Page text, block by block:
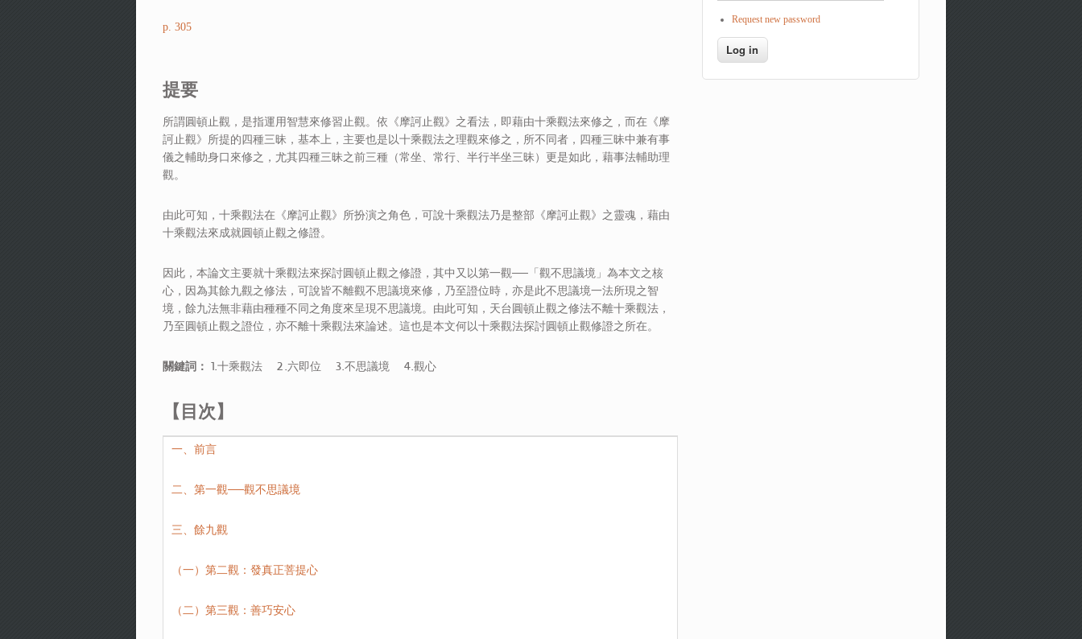
p. 305
提要
所謂圓頓止觀，是指運用智慧來修習止觀。依《摩訶止觀》之看法，即藉由十乘觀法來修之，而在《摩
訶止觀》所提的四種三昧，基本上，主要也是以十乘觀法之理觀來修之，所不同者，四種三昧中兼有事
儀之輔助身口來修之，尤其四種三昧之前三種（常坐、常行、半行半坐三昧）更是如此，藉事法輔助理
觀。
由此可知，十乘觀法在《摩訶止觀》所扮演之角色，可說十乘觀法乃是整部《摩訶止觀》之靈魂，藉由
十乘觀法來成就圓頓止觀之修證。
因此，本論文主要就十乘觀法來探討圓頓止觀之修證，其中又以第一觀──「觀不思議境」為本文之核
心，因為其餘九觀之修法，可說皆不離觀不思議境來修，乃至證位時，亦是此不思議境一法所現之智
境，餘九法無非藉由種種不同之角度來呈現不思議境。由此可知，天台圓頓止觀之修法不離十乘觀法，
乃至圓頓止觀之證位，亦不離十乘觀法來論述。這也是本文何以十乘觀法探討圓頓止觀修證之所在。
關鍵詞： 1.十乘觀法 2.六即位 3.不思議境 4.觀心
【目次】
一、前言
二、第一觀──觀不思議境
三、餘九觀
（一）第二觀：發真正菩提心
（二）第三觀：善巧安心
Request new password